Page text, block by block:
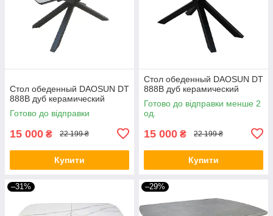
Стол обеденный DAOSUN DT
888B дуб керамический
Готово до відправки
15 000 ₴ 22 199 ₴
Купити
Стол обеденный DAOSUN DT
888B дуб керамический
Готово до відправки менше 2
од.
15 000 ₴ 22 199 ₴
Купити
–31% –29%